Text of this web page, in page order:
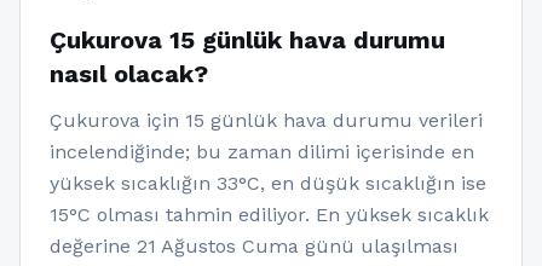
Çukurova 15 günlük hava durumu
nasıl olacak?
Çukurova için 15 günlük hava durumu verileri
incelendiğinde; bu zaman dilimi içerisinde en
yüksek sıcaklığın 33°C, en düşük sıcaklığın ise
15°C olması tahmin ediliyor. En yüksek sıcaklık
değerine 21 Ağustos Cuma günü ulaşılması